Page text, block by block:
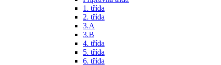
1. třída
2. třída
3.A
3.B
4. třída
5. třída
6. třída